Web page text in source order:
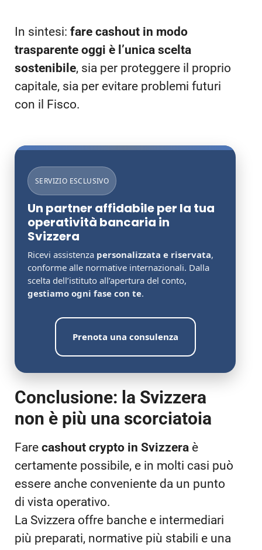
In sintesi: fare cashout in modo
trasparente oggi è l’unica scelta
sostenibile, sia per proteggere il proprio
capitale, sia per evitare problemi futuri
con il Fisco.
SERVIZIO ESCLUSIVO
Un partner affidabile per la tua
operatività bancaria in
Svizzera
Ricevi assistenza personalizzata e riservata,
conforme alle normative internazionali. Dalla
scelta dell’istituto all’apertura del conto,
gestiamo ogni fase con te.
Prenota una consulenza
Conclusione: la Svizzera
non è più una scorciatoia
Fare cashout crypto in Svizzera è
certamente possibile, e in molti casi può
essere anche conveniente da un punto
di vista operativo.
La Svizzera offre banche e intermediari
più preparati, normative più stabili e una